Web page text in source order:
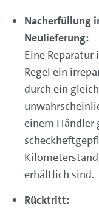
Nacherfüllung
Neulieferung:
Eine
Regel ein
durch ein
einem Händler
erhältlich sind.
Rücktritt: